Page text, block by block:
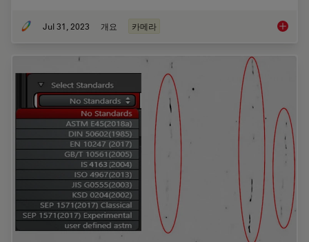
Jul 31, 2023 개요 카메라 Life